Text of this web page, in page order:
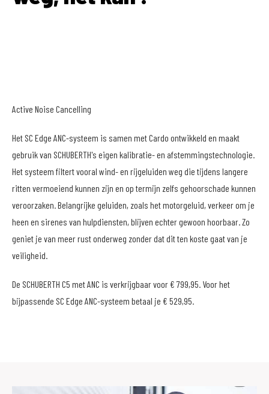
Active Noise Cancelling
Het SC Edge ANC-systeem is samen met Cardo ontwikkeld en maakt
gebruik van SCHUBERTH's eigen kalibratie- en afstemmingstechnologie.
Het systeem filtert vooral wind- en rijgeluiden weg die tijdens langere
ritten vermoeiend kunnen zijn en op termijn zelfs gehoorschade kunnen
veroorzaken. Belangrijke geluiden, zoals het motorgeluid, verkeer om je
heen en sirenes van hulpdiensten, blijven echter gewoon hoorbaar. Zo
geniet je van meer rust onderweg zonder dat dit ten koste gaat van je
veiligheid.
De SCHUBERTH C5 met ANC is verkrijgbaar voor € 799,95. Voor het
bijpassende SC Edge ANC-systeem betaal je € 529,95.